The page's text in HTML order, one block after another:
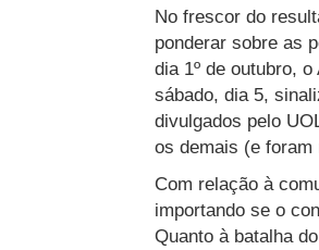
No frescor do
ponderar sobre as
dia 1º de outubro,
sábado, dia 5,
divulgados pelo
os demais (e foram
Com relação à
importando se o
Quanto à batalha